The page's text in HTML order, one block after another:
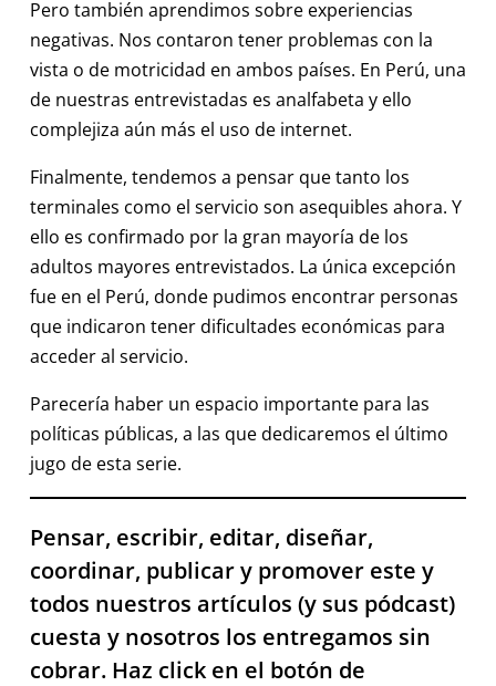
Pero también aprendimos sobre experiencias
negativas. Nos contaron tener problemas con la
vista o de motricidad en ambos países. En Perú, una
de nuestras entrevistadas es analfabeta y ello
complejiza aún más el uso de internet.
Finalmente, tendemos a pensar que tanto los
terminales como el servicio son asequibles ahora. Y
ello es confirmado por la gran mayoría de los
adultos mayores entrevistados. La única excepción
fue en el Perú, donde pudimos encontrar personas
que indicaron tener dificultades económicas para
acceder al servicio.
Parecería haber un espacio importante para las
políticas públicas, a las que dedicaremos el último
jugo de esta serie.
Pensar, escribir, editar, diseñar,
coordinar, publicar y promover este y
todos nuestros artículos (y sus pódcast)
cuesta y nosotros los entregamos sin
cobrar. Haz click en el botón de